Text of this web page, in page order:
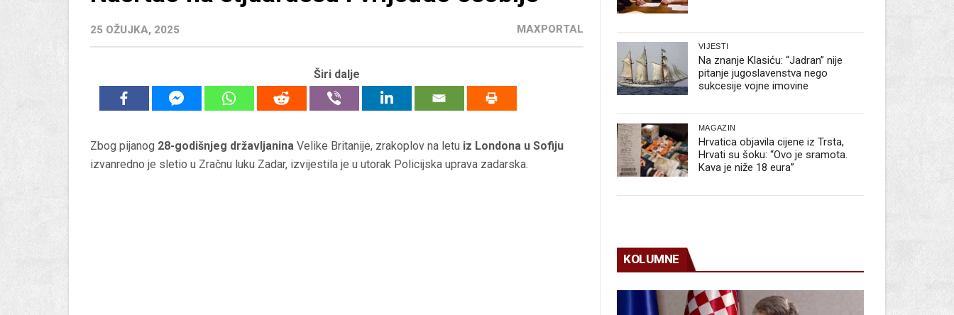
25 OŽUJKA, 2025 MAXPORTAL
Širi dalje
Zbog pijanog 28-godišnjeg državljanina Velike Britanije, zrakoplov na letu iz Londona u Sofiju
izvanredno je sletio u Zračnu luku Zadar, izvijestila je u utorak Policijska uprava zadarska.
VIJESTI
Na znanje Klasiću: “Jadran” nije
pitanje jugoslavenstva nego
sukcesije vojne imovine
MAGAZIN
Hrvatica objavila cijene iz Trsta,
Hrvati su šoku: “Ovo je sramota.
Kava je niže 18 eura”
KOLUMNE